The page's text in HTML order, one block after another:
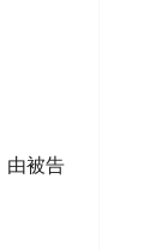
由被告